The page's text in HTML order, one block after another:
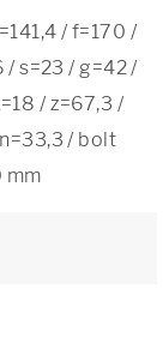
/ f=170 /
/ s=23 / g=42 /
/ z=67,3 /
/ bolt
mm